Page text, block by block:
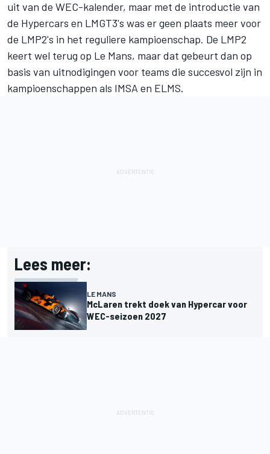
uit van de WEC-kalender, maar met de introductie van
de Hypercars en LMGT3's was er geen plaats meer voor
de LMP2's in het reguliere kampioenschap. De LMP2
keert wel terug op Le Mans, maar dat gebeurt dan op
basis van uitnodigingen voor teams die succesvol zijn in
kampioenschappen als IMSA en ELMS.
Lees meer:
LE MANS
McLaren trekt doek van Hypercar voor
WEC-seizoen 2027